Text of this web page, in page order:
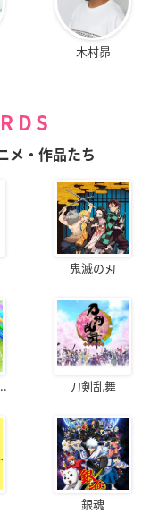
木村昴
メ・作品たち
鬼滅の刃
刀剣乱舞
銀魂